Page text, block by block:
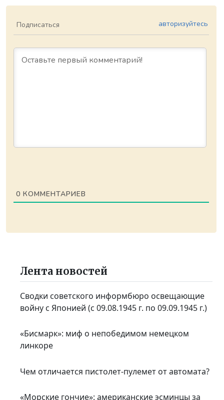
Подписаться авторизуйтесь
0 КОММЕНТАРИЕВ
Лента новостей
Сводки советского информбюро освещающие
войну с Японией (с 09.08.1945 г. по 09.09.1945 г.)
«Бисмарк»: миф о непобедимом немецком
линкоре
Чем отличается пистолет-пулемет от автомата?
«Морские гончие»: американские эсминцы за